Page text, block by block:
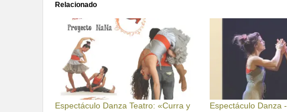
Relacionado
Espectáculo Danza Teatro: «Curra y
Espectáculo Danza